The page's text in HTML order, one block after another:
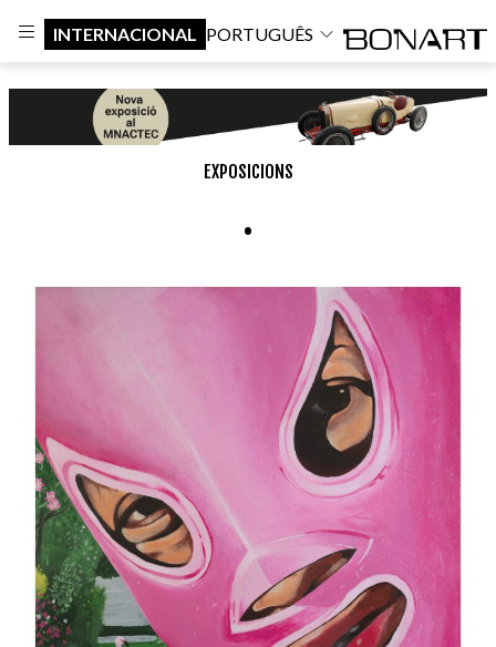
INTERNACIONAL PORTUGUÊS
EXPOSICIONS
.